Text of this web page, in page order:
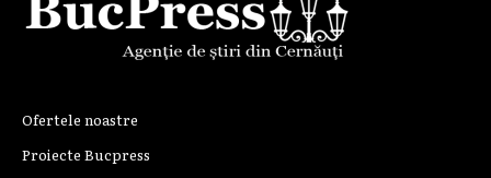
Ofertele noastre
Proiecte Bucpress